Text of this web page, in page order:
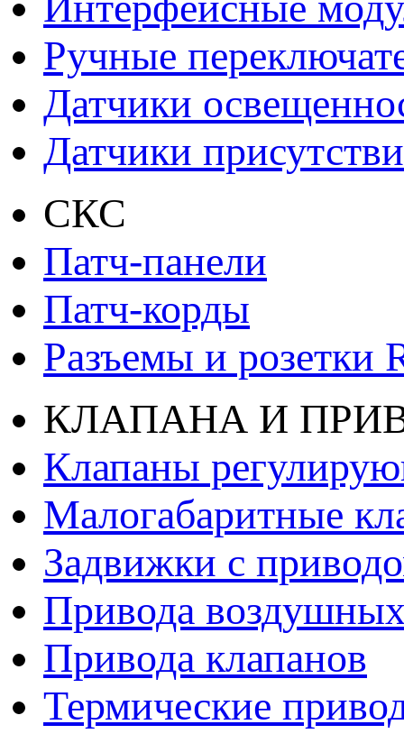
Ручные
Датчики
Датчики
СКС
Патч-панели
Патч-корды
Разъемы и розетки
КЛАПАНА И
Клапаны
Малогабаритные
Задвижки с
Привода
Привода клапанов
Термические